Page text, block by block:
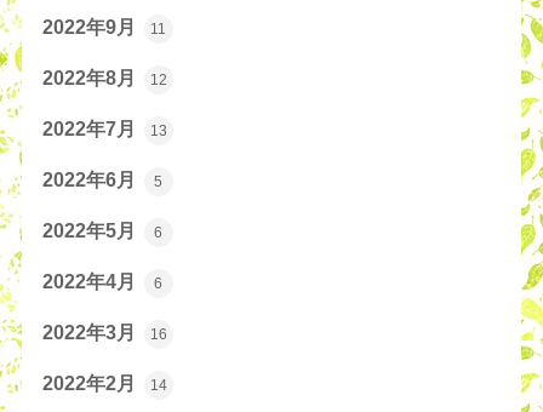
2022年9月 11
2022年8月 12
2022年7月 13
2022年6月 5
2022年5月 6
2022年4月 6
2022年3月 16
2022年2月 14